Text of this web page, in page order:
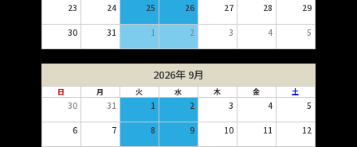
23 24 25 26 27 28 29
30 31 1 2 3 4 5
2026年 9月
日 月 火 水 木 金 土
30 31 1 2 3 4 5
6 7 8 9 10 11 12